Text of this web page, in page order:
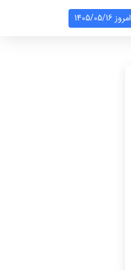
امروز 1405/05/16